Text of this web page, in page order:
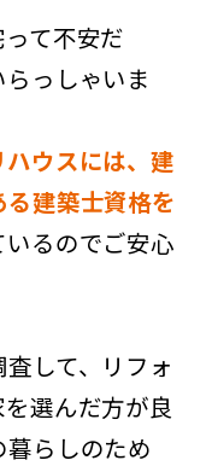
て不安だ
っしゃいま
ウスには、建
建築士資格を
いるのでご安心
して、リフォ
選んだ方が良
らしのため